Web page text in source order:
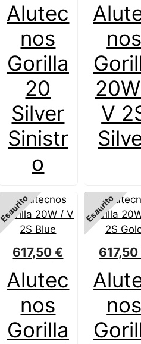
Alutec
nos
Gorilla
20
Silver
Sinistr
o
V
Esaurito
Alutec
nos
Gorilla
617,50€
Esaurito
617,50